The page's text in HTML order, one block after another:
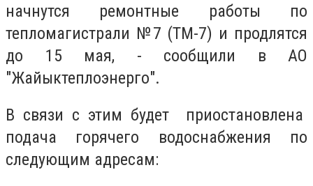
начнутся ремонтные работы по
тепломагистрали №7 (ТМ-7) и продлятся
до 15 мая, - сообщили в АО
"Жайыктеплоэнерго".
В связи с этим будет приостановлена
подача горячего водоснабжения по
следующим адресам: